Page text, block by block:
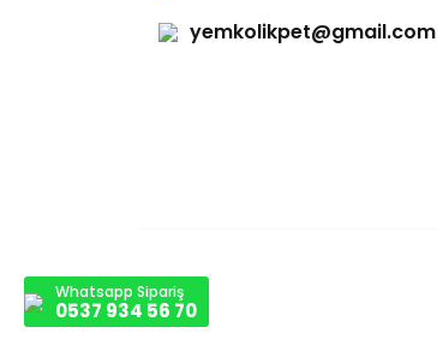
yemkolikpet@gmail.com
Whatsapp Sipariş
0537 934 56 70